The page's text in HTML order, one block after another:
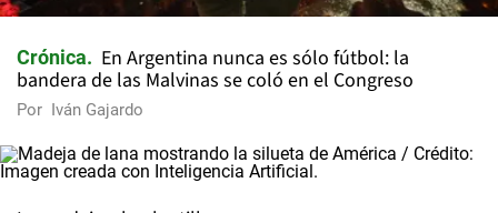
Crónica
En Argentina nunca es sólo fútbol: la
bandera de las Malvinas se coló en el Congreso
Por Iván Gajardo